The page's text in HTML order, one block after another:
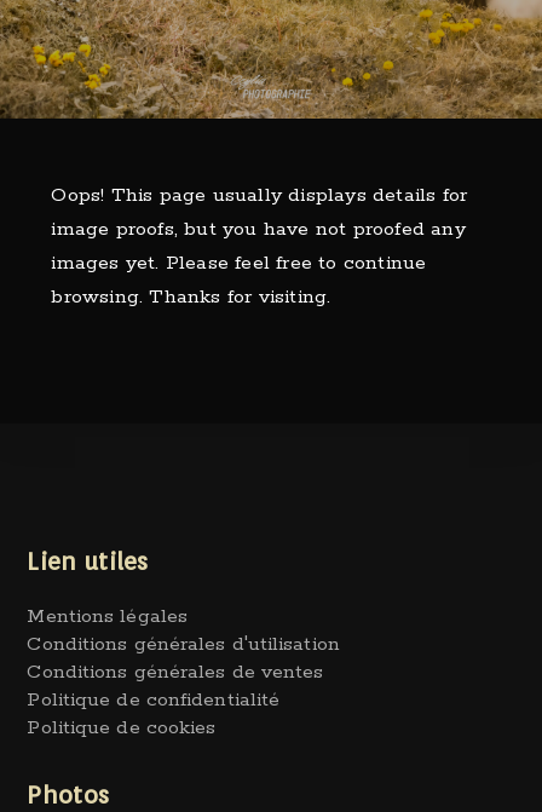
Oops! This page usually displays details for
image proofs, but you have not proofed any
images yet. Please feel free to continue
browsing. Thanks for visiting.
Lien utiles
Mentions légales
Conditions générales d'utilisation
Conditions générales de ventes
Politique de confidentialité
Politique de cookies
Photos